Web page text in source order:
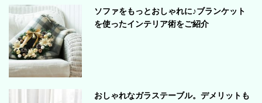
ソファをもっとおしゃれに♪ブランケット
を使ったインテリア術をご紹介
おしゃれなガラステーブル。デメリットも